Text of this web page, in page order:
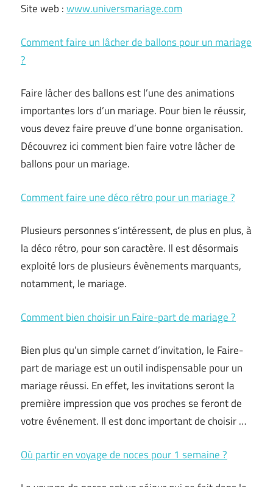
Site web :www.universmariage.com
Comment faire un lâcher de ballons pour un mariage
?
Faire lâcher des ballons est l’une des animations
importantes lors d’un mariage. Pour bien le réussir,
vous devez faire preuve d’une bonne organisation.
Découvrez ici comment bien faire votre lâcher de
ballons pour un mariage.
Comment faire une déco rétro pour un mariage ?
Plusieurs personnes s’intéressent, de plus en plus, à
la déco rétro, pour son caractère. Il est désormais
exploité lors de plusieurs évènements marquants,
notamment, le mariage.
Comment bien choisir un Faire-part de mariage ?
Bien plus qu’un simple carnet d’invitation, le Faire-
part de mariage est un outil indispensable pour un
mariage réussi. En effet, les invitations seront la
première impression que vos proches se feront de
votre événement. Il est donc important de choisir …
Où partir en voyage de noces pour 1 semaine ?